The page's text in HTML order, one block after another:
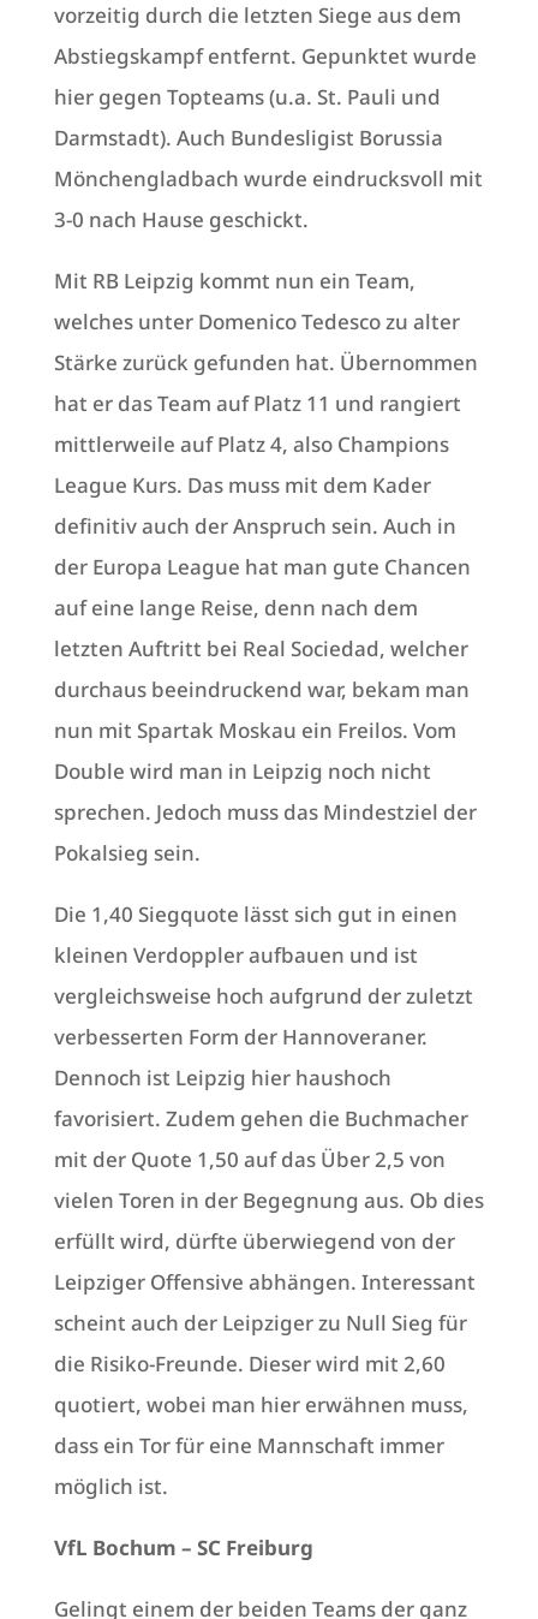
vorzeitig durch die letzten Siege aus dem
Abstiegskampf entfernt. Gepunktet wurde
hier gegen Topteams (u.a. St. Pauli und
Darmstadt). Auch Bundesligist Borussia
Mönchengladbach wurde eindrucksvoll mit
3-0 nach Hause geschickt.
Mit RB Leipzig kommt nun ein Team,
welches unter Domenico Tedesco zu alter
Stärke zurück gefunden hat. Übernommen
hat er das Team auf Platz 11 und rangiert
mittlerweile auf Platz 4, also Champions
League Kurs. Das muss mit dem Kader
definitiv auch der Anspruch sein. Auch in
der Europa League hat man gute Chancen
auf eine lange Reise, denn nach dem
letzten Auftritt bei Real Sociedad, welcher
durchaus beeindruckend war, bekam man
nun mit Spartak Moskau ein Freilos. Vom
Double wird man in Leipzig noch nicht
sprechen. Jedoch muss das Mindestziel der
Pokalsieg sein.
Die 1,40 Siegquote lässt sich gut in einen
kleinen Verdoppler aufbauen und ist
vergleichsweise hoch aufgrund der zuletzt
verbesserten Form der Hannoveraner.
Dennoch ist Leipzig hier haushoch
favorisiert. Zudem gehen die Buchmacher
mit der Quote 1,50 auf das Über 2,5 von
vielen Toren in der Begegnung aus. Ob dies
erfüllt wird, dürfte überwiegend von der
Leipziger Offensive abhängen. Interessant
scheint auch der Leipziger zu Null Sieg für
die Risiko-Freunde. Dieser wird mit 2,60
quotiert, wobei man hier erwähnen muss,
dass ein Tor für eine Mannschaft immer
möglich ist.
VfL Bochum – SC Freiburg
Gelingt einem der beiden Teams der ganz